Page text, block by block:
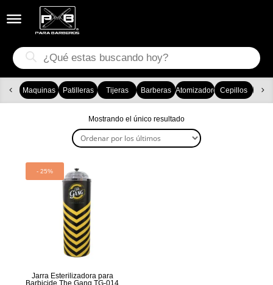
Búsqueda
de
productos
Maquinas Patilleras Tijeras Barberas AtomizadoresCepillos
Mostrando el único resultado
- 25%
Jarra Esterilizadora para
Barbicide The Gang TG-014